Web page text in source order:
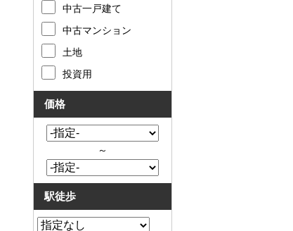
中古一戸建て
中古マンション
土地
投資用
価格
～
駅徒歩